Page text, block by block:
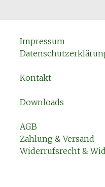
Impressum
Kontakt
Downloads
AGB
Zahlung & Versand
Widerrufsrecht &